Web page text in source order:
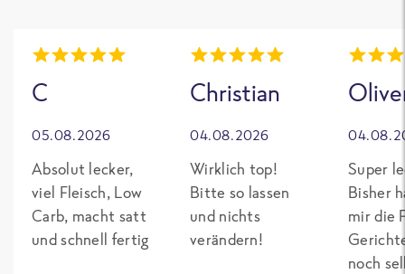
C
05.08.2026
Absolut lecker,
viel Fleisch, Low
Carb, macht satt
und schnell fertig
Christian
04.08.2026
Wirklich top!
Bitte so lassen
und nichts
verändern!
Super
Bisher
mir die
noch